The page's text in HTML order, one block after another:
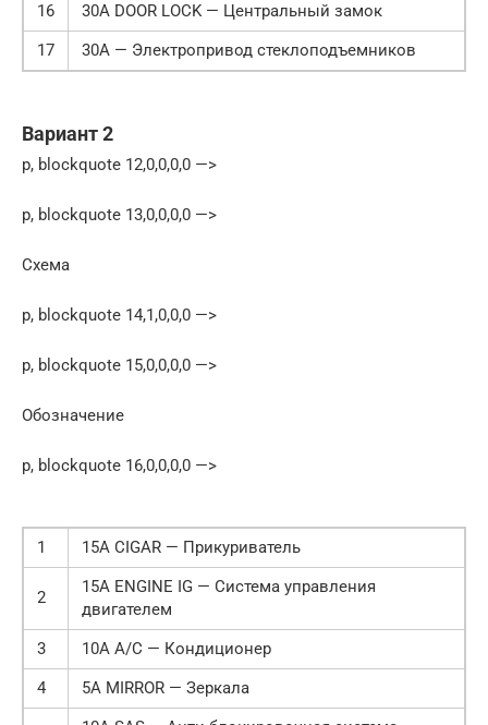
16
30А DOOR LOCK — Центральный замок
17
30А — Электропривод стеклоподъемников
Вариант 2
p, blockquote 12,0,0,0,0 —>
p, blockquote 13,0,0,0,0 —>
Схема
p, blockquote 14,1,0,0,0 —>
p, blockquote 15,0,0,0,0 —>
Обозначение
p, blockquote 16,0,0,0,0 —>
1 15А CIGAR — Прикуриватель
2
15А ENGINE IG — Система управления
двигателем
3
10А A/C — Кондиционер
4
5А MIRROR — Зеркала